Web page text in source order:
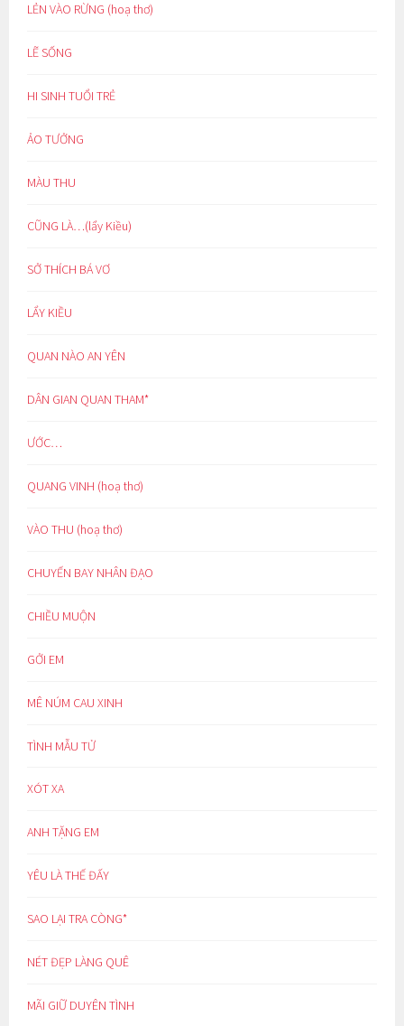
LẺN VÀO RỪNG (hoạ thơ)
LẼ SỐNG
HI SINH TUỔI TRẺ
ẢO TƯỞNG
MÀU THU
CŨNG LÀ…(lẩy Kiều)
SỞ THÍCH BÁ VƠ
LẨY KIỀU
QUAN NÀO AN YÊN
DÂN GIAN QUAN THAM*
ƯỚC…
QUANG VINH (hoạ thơ)
VÀO THU (hoạ thơ)
CHUYẾN BAY NHÂN ĐẠO
CHIỀU MUỘN
GỞI EM
MÊ NÚM CAU XINH
TÌNH MẪU TỬ
XÓT XA
ANH TẶNG EM
YÊU LÀ THẾ ĐẤY
SAO LẠI TRA CÒNG*
NÉT ĐẸP LÀNG QUÊ
MÃI GIỮ DUYÊN TÌNH